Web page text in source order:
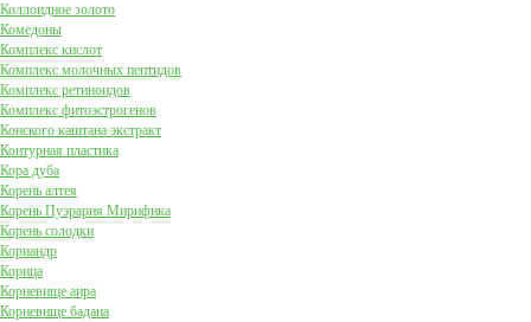
Коллоидное золото
Комедоны
Комплекс кислот
Комплекс молочных пептидов
Комплекс ретиноидов
Комплекс фитоэстрогенов
Конского каштана экстракт
Контурная пластика
Кора дуба
Корень алтея
Корень Пуэрария Мирифика
Корень солодки
Кориандр
Корица
Корневище аира
Корневище бадана